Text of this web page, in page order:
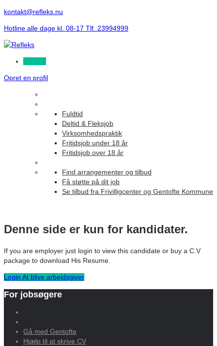
kontakt@refleks.nu
Hotline alle dage kl. 08-17 Tlf. 23994999
Opret en profil
Fuldtid
Deltid & Fleksjob
Virksomhedspraktik
Fritidsjob under 18 år
Fritidsjob over 18 år
Find arrangementer og tilbud
Få støtte på dit job
Se tilbud fra Frivilligcenter og Gentofte Kommune
Denne side er kun for kandidater.
If you are employer just login to view this candidate or buy a C.V
package to download His Resume.
Login At blive arbejdsgiver
For jobsøgere
Gå med Gentofte
Hjælp til at skrive CV